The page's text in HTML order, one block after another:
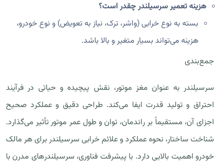
هزینه تعمیر سرسیلندر چقدر است؟
بسته به نوع خرابی (واشر، ترک، نیاز به تعویض) و نوع خودرو،
هزینه می‌تواند بسیار متغیر و بالا باشد.
جمع‌بندی
سرسیلندر به عنوان مغز موتور، نقش پیچیده و حیاتی در فرآیند
احتراق و تولید قدرت ایفا می‌کند. طراحی دقیق و عملکرد صحیح
اجزای آن، مستقیماً بر راندمان، توان و طول عمر موتور تأثیر می‌گذارد.
شناخت ساختار، نحوه عملکرد و علائم خرابی سرسیلندر برای هر مالک
خودرو اهمیت بالایی دارد. با پیشرفت فناوری، سرسیلندرهای مدرن با